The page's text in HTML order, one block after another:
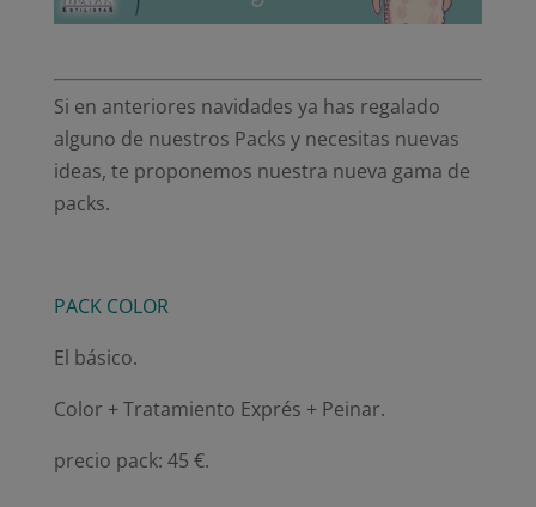
Si en anteriores navidades ya has regalado
alguno de nuestros Packs y necesitas nuevas
ideas, te proponemos nuestra nueva gama de
packs.
PACK COLOR
El básico.
Color + Tratamiento Exprés + Peinar.
precio pack: 45 €.